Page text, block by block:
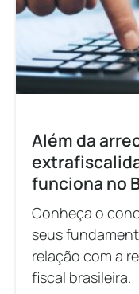
Além da
funciona no
Conheça o
seus
relação com a
fiscal brasileira.